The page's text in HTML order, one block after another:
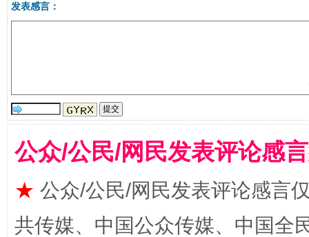
揭批美国五大"原罪"
发表感言：
公众/公民/网民发表评论感
★ 公众/公民/网民发表评论感言
共传媒、中国公众传媒、中国全